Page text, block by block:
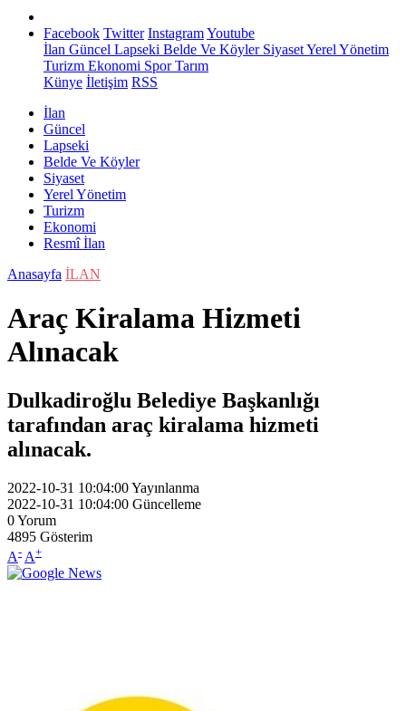
Facebook Twitter InstagramYoutube
İlan Güncel Lapseki Belde Ve KöylerSiyasetYerel Yönetim
Turizm Ekonomi SporTarım
Künye İletişim RSS
İlan
Güncel
Lapseki
Belde Ve Köyler
Siyaset
Yerel Yönetim
Turizm
Ekonomi
Resmî İlan
Anasayfa İLAN
Araç Kiralama Hizmeti
Alınacak
Dulkadiroğlu Belediye Başkanlığı
tarafından araç kiralama hizmeti
alınacak.
2022-10-31 10:04:00Yayınlanma
2022-10-31 10:04:00 Güncelleme
0Yorum
4895 Gösterim
A- A+